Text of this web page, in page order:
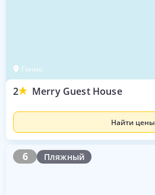
Гонио
2 Merry Guest House
Найти цены
6 Пляжный
6